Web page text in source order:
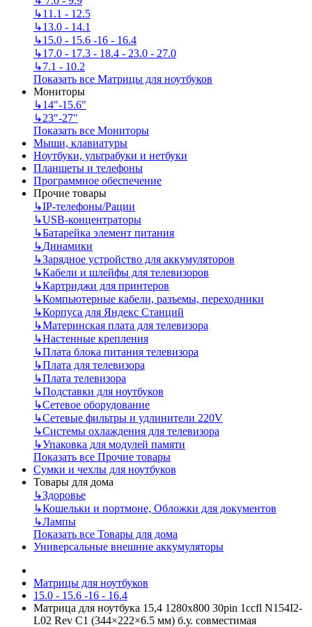
↳11.1 - 12.5
↳13.0 - 14.1
↳15.0 - 15.6 -16 - 16.4
↳17.0 - 17.3 - 18.4 - 23.0 - 27.0
↳7.1 - 10.2
Показать все Матрицы для ноутбуков
Мониторы
↳14"-15.6"
↳23"-27"
Показать все Мониторы
Мыши, клавиатуры
Ноутбуки, ультрабуки и нетбуки
Планшеты и телефоны
Программное обеспечение
Прочие товары
↳IP‑телефоны/Рации
↳USB-концентраторы
↳Батарейка элемент питания
↳Динамики
↳Зарядное устройство для аккумуляторов
↳Кабели и шлейфы для телевизоров
↳Картриджи для принтеров
↳Компьютерные кабели, разъемы, переходники
↳Корпуса для Яндекс Станций
↳Материнская плата для телевизора
↳Настенные крепления
↳Плата блока питания телевизора
↳Плата для телевизора
↳Плата телевизора
↳Подставки для ноутбуков
↳Сетевое оборудование
↳Сетевые фильтры и удлинители 220V
↳Системы охлаждения для телевизора
↳Упаковка для модулей памяти
Показать все Прочие товары
Сумки и чехлы для ноутбуков
Товары для дома
↳Здоровье
↳Кошельки и портмоне, Обложки для документов
↳Лампы
Показать все Товары для дома
Универсальные внешние аккумуляторы
Матрицы для ноутбуков
15.0 - 15.6 -16 - 16.4
Матрица для ноутбука 15,4 1280x800 30pin 1ccfl N154I2-
L02 Rev C1 (344×222×6.5 мм) б.у. cовместимая